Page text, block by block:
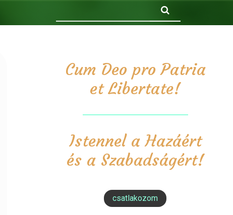
Cum Deo pro Patria
et Libertate!
Istennel a Hazáért
és a Szabadságért!
csatlakozom